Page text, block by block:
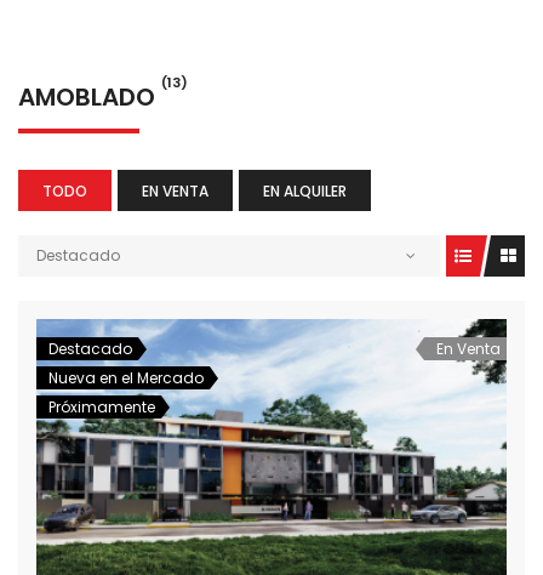
AMOBLADO (13)
TODO EN VENTA EN ALQUILER
Destacado
Destacado
Nueva en el Mercado
Próximamente
En Venta